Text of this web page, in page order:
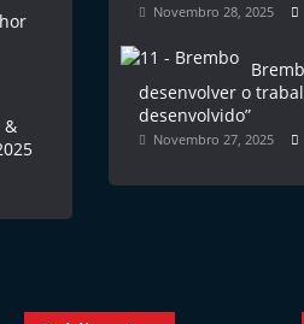
&
Novembro 28, 2025
desenvolver o
desenvolvido”
Novembro 27, 2025